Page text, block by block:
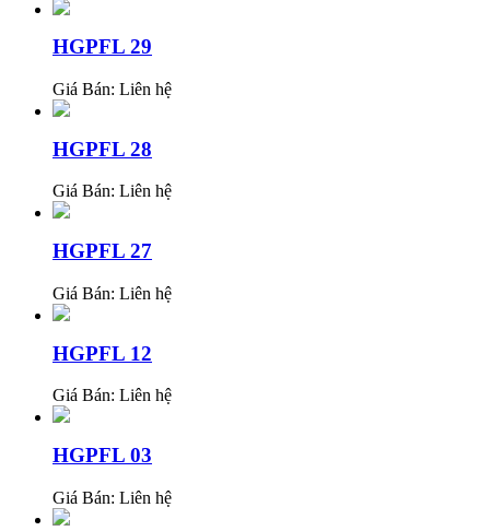
HGPFL 29
Giá Bán: Liên hệ
HGPFL 28
Giá Bán: Liên hệ
HGPFL 27
Giá Bán: Liên hệ
HGPFL 12
Giá Bán: Liên hệ
HGPFL 03
Giá Bán: Liên hệ